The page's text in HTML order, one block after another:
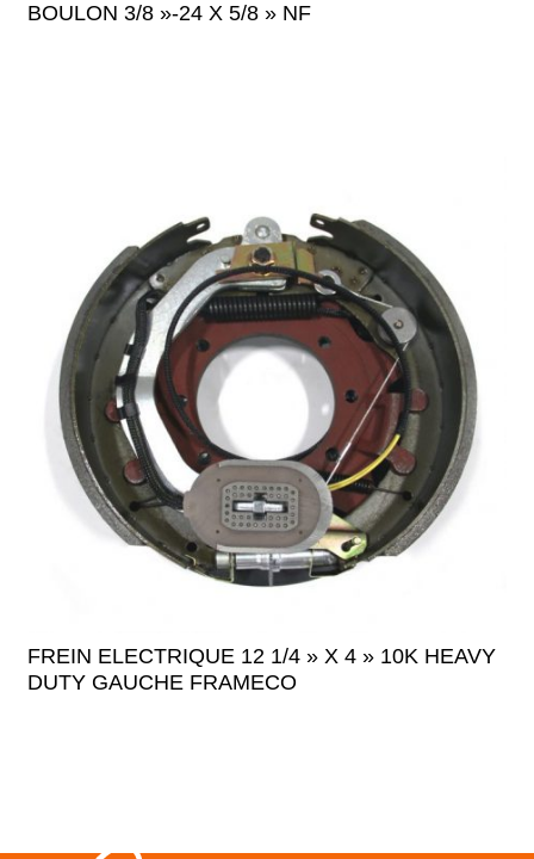
BOULON 3/8 »-24 X 5/8 » NF
FREIN ELECTRIQUE 12 1/4 » X 4 » 10K HEAVY
DUTY GAUCHE FRAMECO